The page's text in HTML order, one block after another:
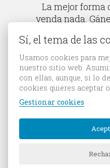
La mejor forma
venda nada.
Sí, el tema de las
Usamos cookies para
nuestro sitio web.
con ellas, aunque, si lo
cookies quieres aceptar
Gestionar cookies